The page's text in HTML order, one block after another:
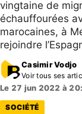
vingtaine de
échauffourées
marocaines, à
rejoindre
Casimir Vodjo
Voir tous ses
Le 27 jun 2022 à
SOCIÉTÉ